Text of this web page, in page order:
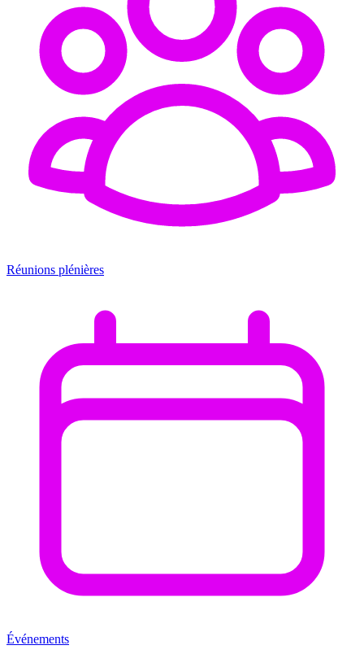
Réunions plénières
Événements